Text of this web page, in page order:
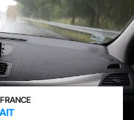
FRANCE